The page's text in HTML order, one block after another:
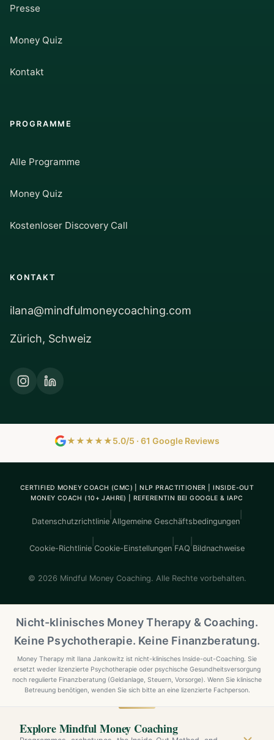
Presse
Money Quiz
Kontakt
PROGRAMME
Alle Programme
Money Quiz
Kostenloser Discovery Call
KONTAKT
ilana@mindfulmoneycoaching.com
Zürich, Schweiz
★★★★★5.0/5 · 61 Google Reviews
CERTIFIED MONEY COACH (CMC) | NLP PRACTITIONER | INSIDE-OUT
MONEY COACH (10+ JAHRE) | REFERENTIN BEI GOOGLE & IAPC
Datenschutzrichtlinie Allgemeine Geschäftsbedingungen
Cookie-Richtlinie Cookie-Einstellungen FAQ Bildnachweise
© 2026 Mindful Money Coaching. Alle Rechte vorbehalten.
Nicht-klinisches Money Therapy & Coaching.
Keine Psychotherapie. Keine Finanzberatung.
Money Therapy mit Ilana Jankowitz ist nicht-klinisches Inside-out-Coaching. Sie
ersetzt weder lizenzierte Psychotherapie oder psychische Gesundheitsversorgung
noch regulierte Finanzberatung (Geldanlage, Steuern, Vorsorge). Wenn Sie klinische
Betreuung benötigen, wenden Sie sich bitte an eine lizenzierte Fachperson.
Explore Mindful Money Coaching